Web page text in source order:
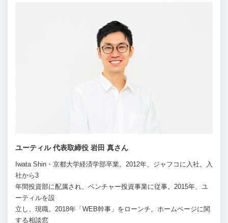
ユーティル 代表取締役 岩田 真さん
Iwata Shin・京都大学経済学部卒業。2012年、ジャフコに入社。入
社から3
年間投資部に配属され、ベンチャー投資事業に従事。2015年、ユ
ーティルを設
立し、現職。2018年「WEB幹事」をローンチ。ホームページに関
する相談窓